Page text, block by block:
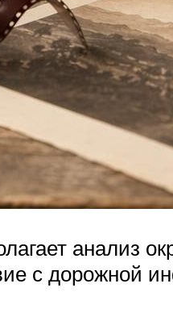
анализ
с дорожной